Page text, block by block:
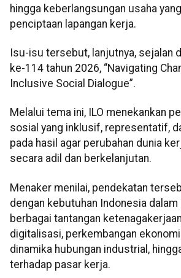
hingga keberlangsungan usaha
penciptaan lapangan kerja.
Isu-isu tersebut, lanjutnya, sejalan
ke-114 tahun 2026, “Navigating
Inclusive Social Dialogue”.
Melalui tema ini, ILO menekankan
sosial yang inklusif, representatif,
pada hasil agar perubahan dunia
secara adil dan berkelanjutan.
Menaker menilai, pendekatan
dengan kebutuhan Indonesia dalam
berbagai tantangan
digitalisasi, perkembangan
dinamika hubungan industrial,
terhadap pasar kerja.